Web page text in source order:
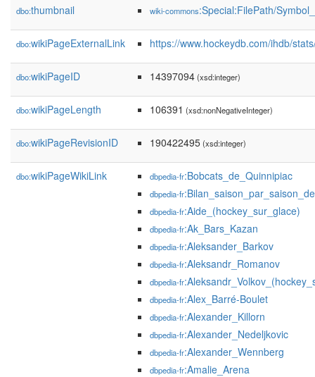
dbo:thumbnail wiki-commons:Special:FilePath/
dbo:wikiPageExternalLink https://www.hockeydb.com/ihdb/
dbo:wikiPageID 14397094(xsd:integer)
dbo:wikiPageLength 106391 (xsd:nonNegativeInteger)
dbo:wikiPageRevisionID 190422495(xsd:integer)
dbo:wikiPageWikiLink dbpedia-fr:Bobcats_de_Quinnipiac
dbpedia-fr
dbpedia-fr:Aide_(hockey_sur_glace)
dbpedia-fr:Ak_Bars_Kazan
dbpedia-fr:Aleksander_Barkov
dbpedia-fr:Aleksandr_Romanov
dbpedia-fr
dbpedia-fr:Alex_Barré-Boulet
dbpedia-fr:Alexander_Killorn
dbpedia-fr:Alexander_Nedeljkovic
dbpedia-fr:Alexander_Wennberg
dbpedia-fr:Amalie_Arena